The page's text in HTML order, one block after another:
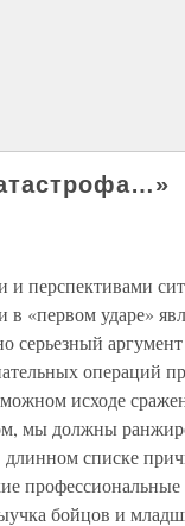
перспективами
«первом ударе»
серьезный
операций
исходе
мы должны
списке
профессиональные
бойцов и